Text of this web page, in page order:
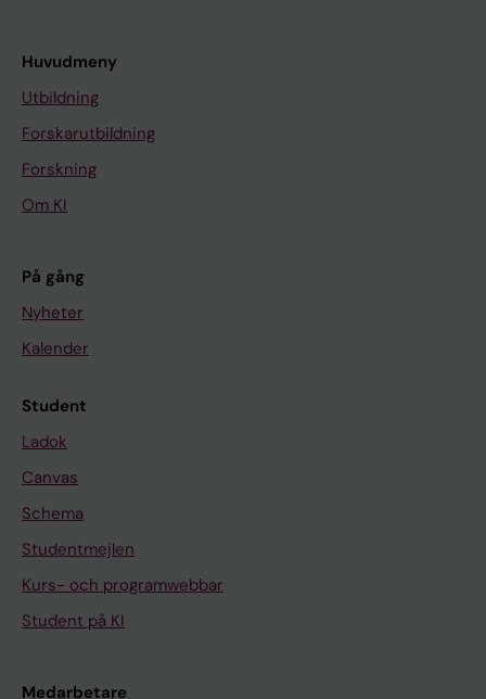
Huvudmeny
Utbildning
Forskarutbildning
Forskning
Om KI
På gång
Nyheter
Kalender
Student
Ladok
Canvas
Schema
Studentmejlen
Kurs- och programwebbar
Student på KI
Medarbetare